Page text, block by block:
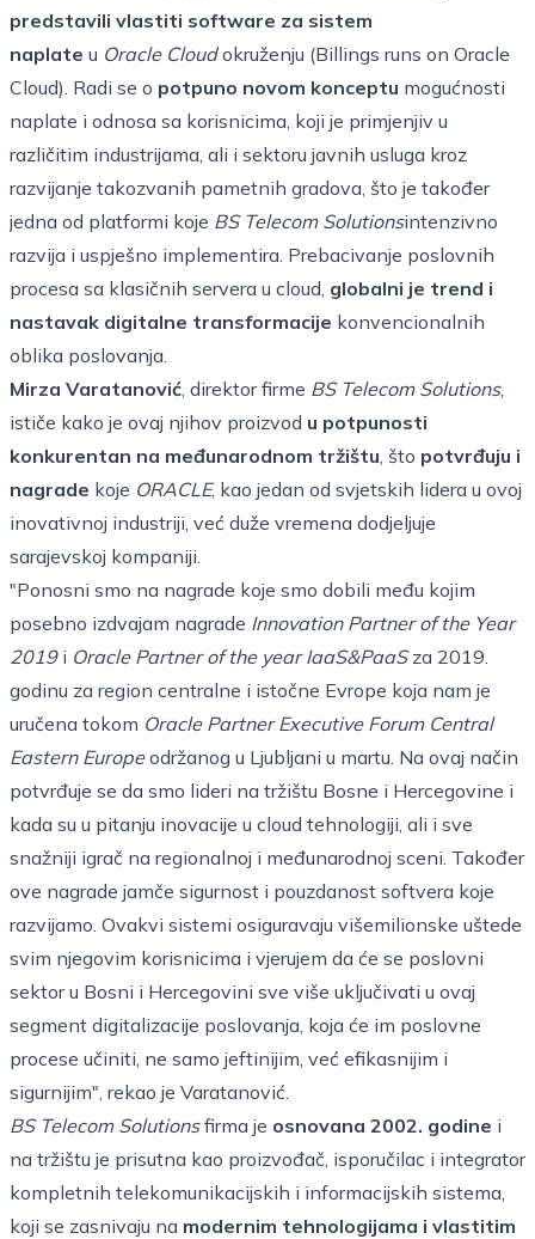
predstavili vlastiti software za sistem
naplate u Oracle Cloudokruženju (Billings runs on Oracle
Cloud). Radi se o potpuno novom konceptu mogućnosti
naplate i odnosa sa korisnicima, koji je primjenjiv u
različitim industrijama, ali i sektoru javnih usluga kroz
razvijanje takozvanih pametnih gradova, što je također
jedna od platformi koje BS Telecom Solutionsintenzivno
razvija i uspješno implementira. Prebacivanje poslovnih
procesa sa klasičnih servera u cloud, globalni je trend i
nastavak digitalne transformacije konvencionalnih
oblika poslovanja.
Mirza Varatanović, direktor firme BS Telecom Solutions,
ističe kako je ovaj njihov proizvod u potpunosti
konkurentan na međunarodnom tržištu, što potvrđuju i
nagrade koje ORACLE, kao jedan od svjetskih lidera u ovoj
inovativnoj industriji, već duže vremena dodjeljuje
sarajevskoj kompaniji.
"Ponosni smo na nagrade koje smo dobili među kojim
posebno izdvajam nagrade Innovation Partner of the Year
2019i Oracle Partner of the year IaaS&PaaSza 2019.
godinu za region centralne i istočne Evrope koja nam je
uručena tokom Oracle Partner Executive Forum Central
Eastern Europeodržanog u Ljubljani u martu. Na ovaj način
potvrđuje se da smo lideri na tržištu Bosne i Hercegovine i
kada su u pitanju inovacije u cloud tehnologiji, ali i sve
snažniji igrač na regionalnoj i međunarodnoj sceni. Također
ove nagrade jamče sigurnost i pouzdanost softvera koje
razvijamo. Ovakvi sistemi osiguravaju višemilionske uštede
svim njegovim korisnicima i vjerujem da će se poslovni
sektor u Bosni i Hercegovini sve više uključivati u ovaj
segment digitalizacije poslovanja, koja će im poslovne
procese učiniti, ne samo jeftinijim, već efikasnijim i
sigurnijim", rekao je Varatanović.
BS Telecom Solutionsfirma je osnovana 2002. godine i
na tržištu je prisutna kao proizvođač, isporučilac i integrator
kompletnih telekomunikacijskih i informacijskih sistema,
koji se zasnivaju na modernim tehnologijama i vlastitim